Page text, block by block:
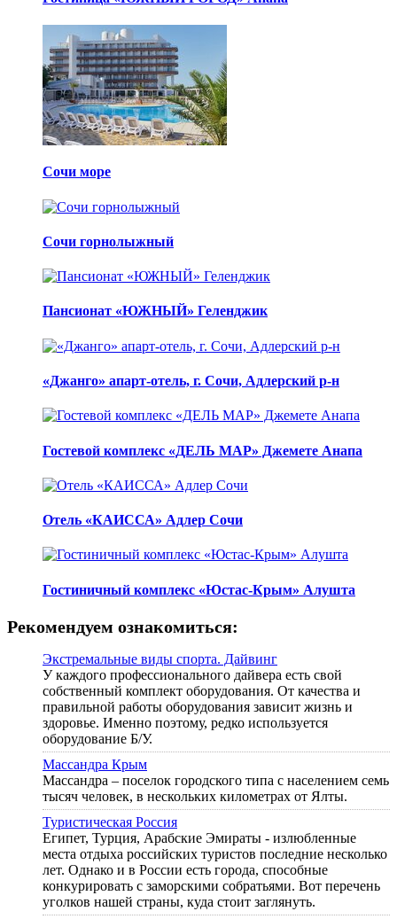
Сочи море
Сочи горнолыжный
Пансионат «ЮЖНЫЙ» Геленджик
«Джанго» апарт-отель, г. Сочи, Адлерский р-н
Гостевой комплекс «ДЕЛЬ МАР» Джемете Анапа
Отель «КАИССА» Адлер Сочи
Гостиничный комплекс «Юстас-Крым» Алушта
Рекомендуем ознакомиться:
Экстремальные виды спорта. Дайвинг
У каждого профессионального дайвера есть свой
собственный комплект оборудования. От качества и
правильной работы оборудования зависит жизнь и
здоровье. Именно поэтому, редко используется
оборудование Б/У.
Массандра Крым
Массандра – поселок городского типа с населением семь
тысяч человек, в нескольких километрах от Ялты.
Туристическая Россия
Египет, Турция, Арабские Эмираты - излюбленные
места отдыха российских туристов последние несколько
лет. Однако и в России есть города, способные
конкурировать с заморскими собратьями. Вот перечень
уголков нашей страны, куда стоит заглянуть.